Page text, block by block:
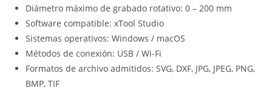
Diámetro máximo de grabado rotativo: 0 – 200 mm
Software compatible: xTool Studio
Sistemas operativos: Windows / macOS
Métodos de conexión: USB / Wi-Fi
Formatos de archivo admitidos: SVG, DXF, JPG, JPEG, PNG,
BMP, TIF